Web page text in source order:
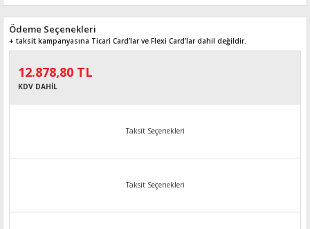
Ödeme Seçenekleri
+ taksit kampanyasına Ticari Card'lar ve Flexi Card’lar dahil değildir.
12.878,80 TL
KDV DAHİL
Taksit Seçenekleri
Taksit Seçenekleri